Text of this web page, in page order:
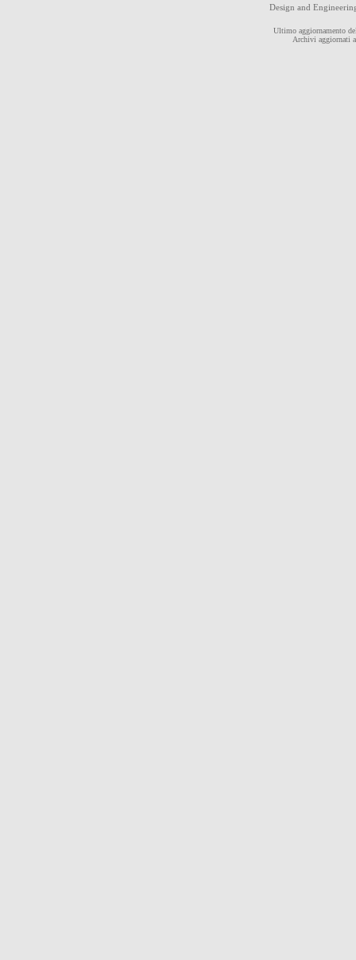
Design and
Ultimo aggiornamento
Archivi aggiornati